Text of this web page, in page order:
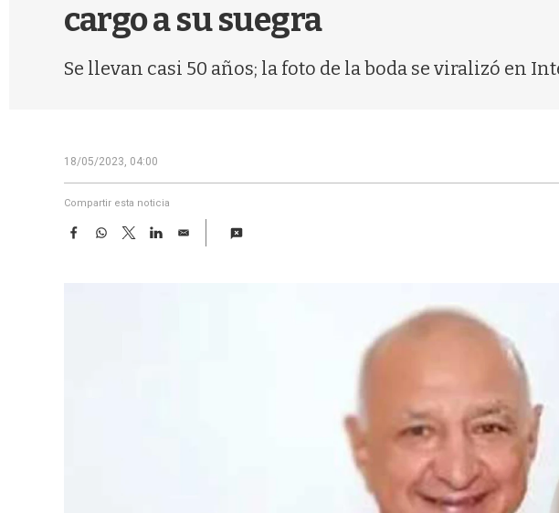
cargo a su suegra
Se llevan casi 50 años; la foto de la boda se viralizó en
18/05/2023, 04:00
Compartir esta noticia
F
W
T
w
L
E